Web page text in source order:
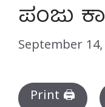
ಪಂಜು
September 14,
Print 🖨